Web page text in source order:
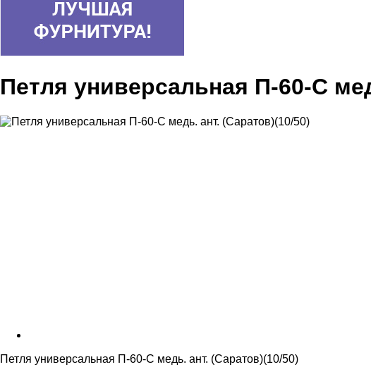
Петля универсальная П-60-С
Петля универсальная П-60-С медь. ант. (Саратов)(10/50)